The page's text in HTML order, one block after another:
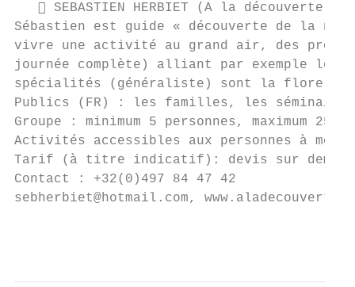
 SEBASTIEN HERBIET (A la découverte de
Sébastien est guide « découverte de la
vivre une activité au grand air, des
journée complète) alliant par exemple le
spécialités (généraliste) sont la flore,
Publics (FR) : les familles, les
Groupe : minimum 5 personnes, maximum 25
Activités accessibles aux personnes à
Tarif (à titre indicatif): devis sur
Contact : +32(0)497 84 47 42
sebherbiet@hotmail.com,